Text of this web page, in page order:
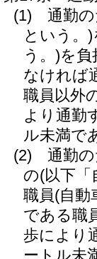
(1)
通勤
という。)
う。)を
なければ
職員以外
より通勤
ル未満で
(2)
通勤
の(以下「
職員(自動
である職
歩により
ートル未